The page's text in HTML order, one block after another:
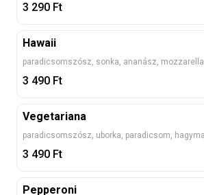
3 290 Ft
Hawaii
paradicsomszósz, sonka, ananász, mozzarella
3 490 Ft
Vegetariana
3 490 Ft
Pepperoni